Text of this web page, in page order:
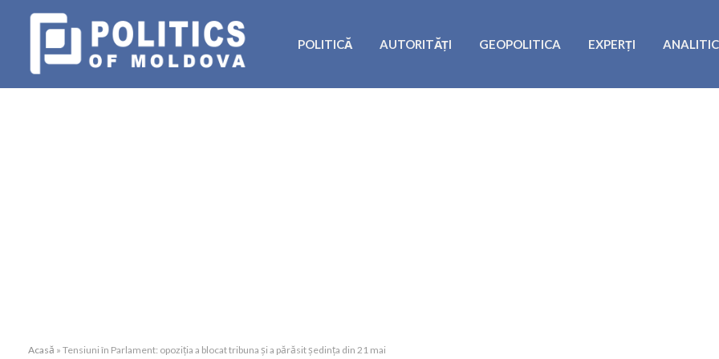
POLITICĂ AUTORITĂȚI GEOPOLITICA EXPERȚI
Acasă » Tensiuni în Parlament: opoziția a blocat tribuna și a părăsit ședința din 21 mai